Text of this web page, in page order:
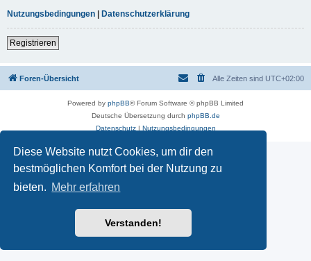
Diese Website nutzt Cookies, um dir den
bestmöglichen Komfort bei der Nutzung zu
bieten. Mehr erfahren
Verstanden!
Nutzungsbedingungen | Datenschutzerklärung
Registrieren
Foren-Übersicht Alle Zeiten sind UTC+02:00
Powered by phpBB® Forum Software © phpBB Limited
Deutsche Übersetzung durch phpBB.de
Datenschutz| Nutzungsbedingungen